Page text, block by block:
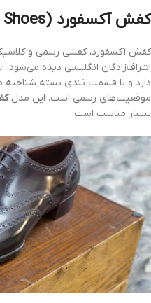
کفش آکسفورد (Oxford Shoes)
کفش آکسفورد، کفشی رسمی و
اشراف‌زادگان انگلیسی دیده
دارد و با قسمت بَندی بسته شناخته
موقعیت‌های رسمی است. این مدل
بسیار مناسب است.